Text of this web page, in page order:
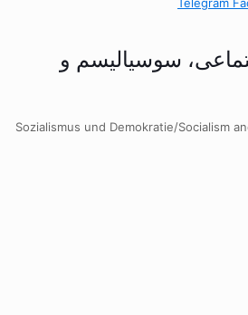
سوسیالیسم و
Sozialismus und Demokratie/Socialism